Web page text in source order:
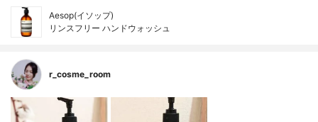
Aesop(イソップ)
リンスフリー ハンドウォッシュ
r_cosme_room